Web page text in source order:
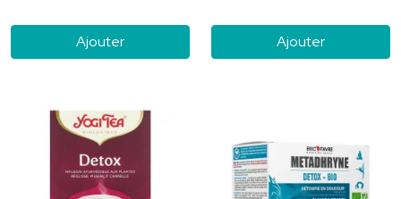
Ajouter Ajouter